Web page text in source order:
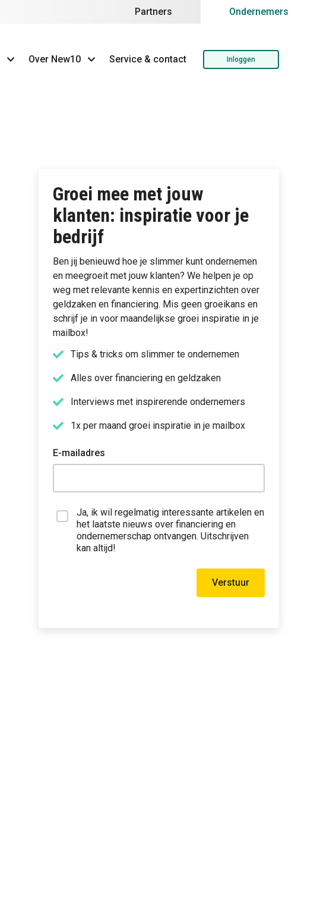
Partners Ondernemers
Over New10 Service & contact Inloggen
Groei mee met jouw
klanten: inspiratie voor je
bedrijf
Ben jij benieuwd hoe je slimmer kunt ondernemen
en meegroeit met jouw klanten? We helpen je op
weg met relevante kennis en expertinzichten over
geldzaken en financiering. Mis geen groeikans en
schrijf je in voor maandelijkse groei inspiratie in je
mailbox!
Tips & tricks om slimmer te ondernemen
Alles over financiering en geldzaken
Interviews met inspirerende ondernemers
1x per maand groei inspiratie in je mailbox
E-mailadres
Ja, ik wil regelmatig interessante artikelen en
het laatste nieuws over financiering en
ondernemerschap ontvangen. Uitschrijven
kan altijd!
Verstuur